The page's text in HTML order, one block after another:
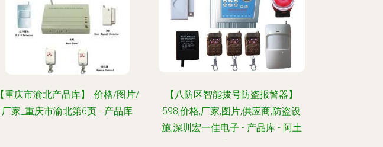
【重庆市渝北产品库】_价格/图片/
厂家_重庆市渝北第6页 - 产品库
【八防区智能拨号防盗报警器】
598,价格,厂家,图片,供应商,防盗设
施,深圳宏一佳电子 - 产品库 - 阿土